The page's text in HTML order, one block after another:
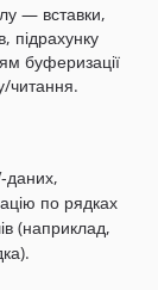
— вставки,
підрахунку
буферизації
читання.
по рядках
(наприклад,